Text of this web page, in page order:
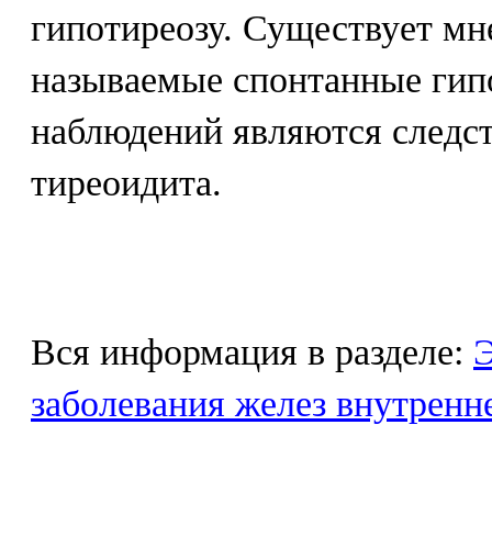
гипотиреозу. Существует
называемые спонтанные
наблюдений являются
тиреоидита.
Вся информация в разделе:
заболевания желез